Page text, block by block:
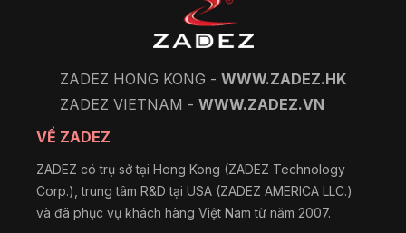
ZADEZ HONG KONG - WWW.ZADEZ.HK
ZADEZ VIETNAM - WWW.ZADEZ.VN
VỀ ZADEZ
ZADEZ có trụ sở tại Hong Kong (ZADEZ Technology
Corp.), trung tâm R&D tại USA (ZADEZ AMERICA LLC.)
và đã phục vụ khách hàng Việt Nam từ năm 2007.